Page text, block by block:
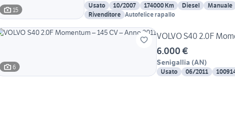
15
Usato 10/2007 174000 Km Diesel Manuale
Rivenditore Autofelice rapallo
6
VOLVO S40 2.0F
6.000 €
Senigallia (AN)
Usato 06/2011